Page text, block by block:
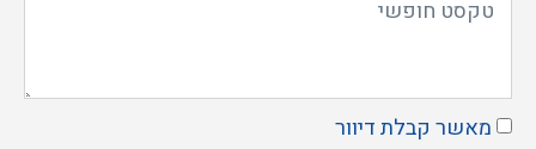
מאשר קבלת דיוור